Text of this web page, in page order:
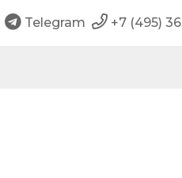
Telegram +7 (495)